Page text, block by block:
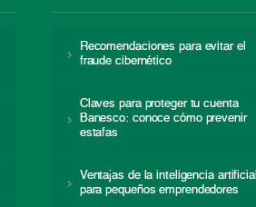
Recomendaciones para evitar el
fraude cibernético
Claves para proteger tu cuenta
Banesco: conoce cómo prevenir
estafas
Ventajas de la inteligencia artificial
para pequeños emprendedores